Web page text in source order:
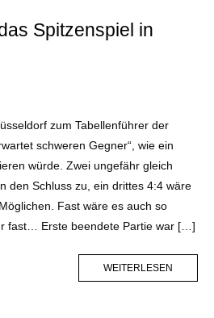
Spitzenspiel in
zum Tabellenführer der
schweren Gegner“, wie ein
würde. Zwei ungefähr gleich
den Schluss zu, ein drittes 4:4 wäre
Fast wäre es auch so
fast… Erste beendete Partie war […]
WEITERLESEN